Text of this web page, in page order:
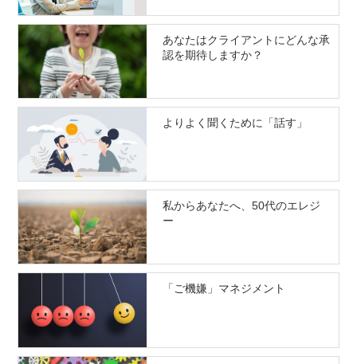
あなたはクライアントにどんな承
認を期待しますか？
よりよく聞くために「話す」
私からあなたへ、50代のエレジ
ー
「ご機嫌」マネジメント